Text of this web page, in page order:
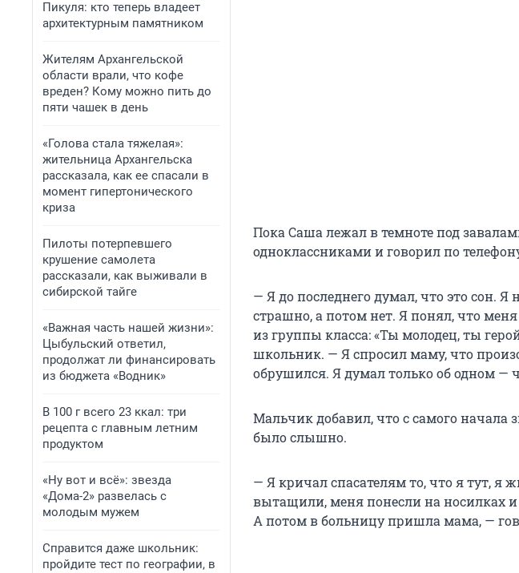
Пикуля: кто теперь владеет
архитектурным памятником
Жителям Архангельской
области врали, что кофе
вреден? Кому можно пить до
пяти чашек в день
«Голова стала тяжелая»:
жительница Архангельска
рассказала, как ее спасали в
момент гипертонического
криза
Пилоты потерпевшего
крушение самолета
рассказали, как выживали в
сибирской тайге
«Важная часть нашей жизни»:
Цыбульский ответил,
продолжат ли финансировать
из бюджета «Водник»
В 100 г всего 23 ккал: три
рецепта с главным летним
продуктом
«Ну вот и всё»: звезда
«Дома-2» развелась с
молодым мужем
Справится даже школьник:
пройдите тест по географии, в
Пока Саша лежал в темноте под
одноклассниками и говорил по
— Я до последнего думал, что это сон.
страшно, а потом нет. Я понял, что
из группы класса: «Ты молодец, ты
школьник. — Я спросил маму, что
обрушился. Я думал только об одном —
Мальчик добавил, что с самого начала
было слышно.
— Я кричал спасателям то, что я тут, я
вытащили, меня понесли на носилках
А потом в больницу пришла мама, —